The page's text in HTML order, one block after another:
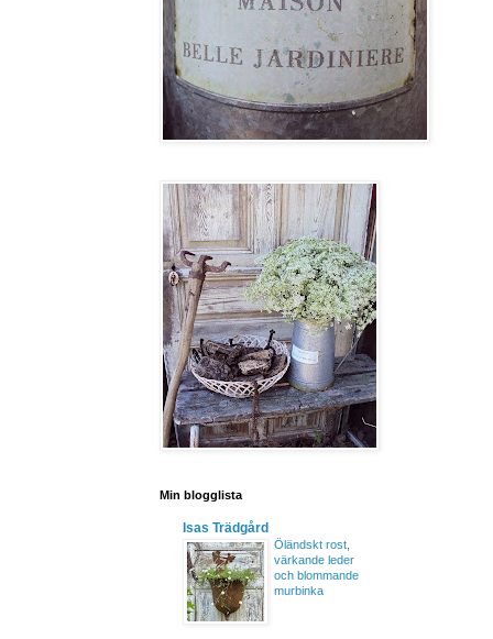
Min blogglista
Isas Trädgård
Öländskt rost,
värkande leder
och blommande
murbinka